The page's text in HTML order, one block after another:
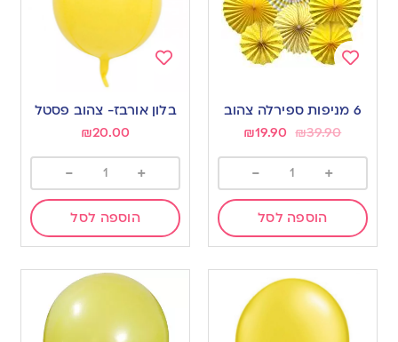
to
6 מניפות ספירלה צהוב
₪39.90
₪19.90
+
-
הוספה לסל
to
wishlist
בלון אורבז- צהוב פסטל
₪20.00
+
-
הוספה לסל